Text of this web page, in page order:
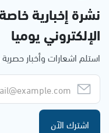
نشرة إخبارية
الإلكتروني يوميا
استلم اشعارات وأخبار
اشترك الآن